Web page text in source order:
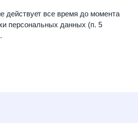
действует все время до момента
персональных данных (п. 5